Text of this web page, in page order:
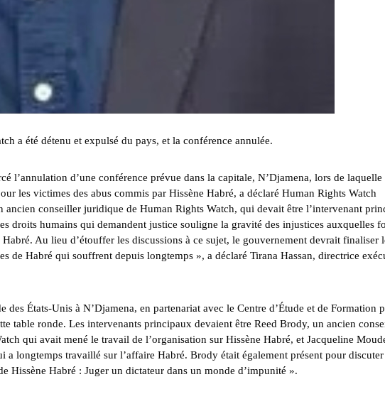
a été détenu et expulsé du pays, et la conférence annulée.
l’annulation d’une conférence prévue dans la capitale, N’Djamena, lors de laquelle
les victimes des abus commis par Hissène Habré, a déclaré Human Rights Watch
ancien conseiller juridique de Human Rights Watch, qui devait être l’intervenant
droits humains qui demandent justice souligne la gravité des injustices auxquelles
Au lieu d’étouffer les discussions à ce sujet, le gouvernement devrait finaliser
de Habré qui souffrent depuis longtemps », a déclaré Tirana Hassan, directrice
des États-Unis à N’Djamena, en partenariat avec le Centre d’Étude et de Formation
table ronde. Les intervenants principaux devaient être Reed Brody, un ancien
qui avait mené le travail de l’organisation sur Hissène Habré, et Jacqueline
a longtemps travaillé sur l’affaire Habré. Brody était également présent pour discuter
Hissène Habré : Juger un dictateur dans un monde d’impunité ».